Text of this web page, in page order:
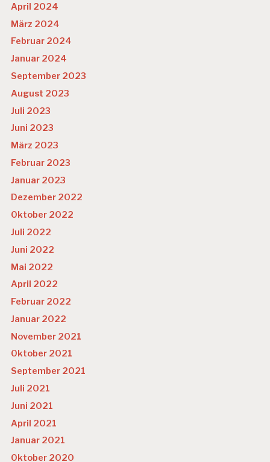
April 2024
März 2024
Februar 2024
Januar 2024
September 2023
August 2023
Juli 2023
Juni 2023
März 2023
Februar 2023
Januar 2023
Dezember 2022
Oktober 2022
Juli 2022
Juni 2022
Mai 2022
April 2022
Februar 2022
Januar 2022
November 2021
Oktober 2021
September 2021
Juli 2021
Juni 2021
April 2021
Januar 2021
Oktober 2020